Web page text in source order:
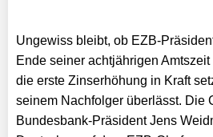
Ungewiss bleibt, ob EZB-
Ende seiner achtjährigen
die erste Zinserhöhung in Kraft
seinem Nachfolger überlässt. Die
Bundesbank-Präsident Jens